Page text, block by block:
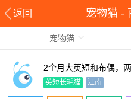
返回 宠物猫 -
宠物猫
2个月大英短和布偶，
英短长毛猫 江南